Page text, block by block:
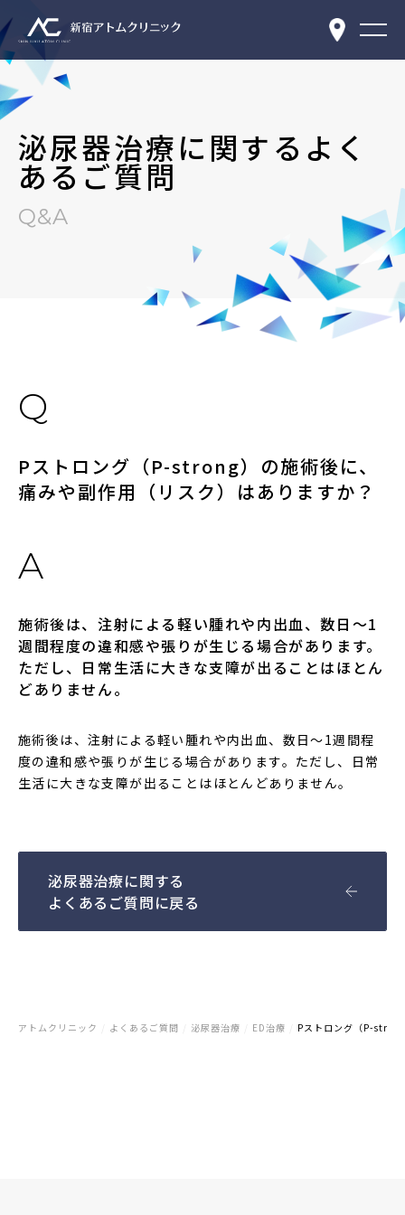
泌尿器治療に関するよく
あるご質問
Q&A
Pストロング（P-strong）の施術後に、
痛みや副作用（リスク）はありますか？
施術後は、注射による軽い腫れや内出血、数日〜1
週間程度の違和感や張りが生じる場合があります。
ただし、日常生活に大きな支障が出ることはほとん
どありません。
施術後は、注射による軽い腫れや内出血、数日〜1週間程
度の違和感や張りが生じる場合があります。ただし、日常
生活に大きな支障が出ることはほとんどありません。
泌尿器治療に関する
よくあるご質問に戻る
アトムクリニック よくあるご質問 泌尿器治療 ED治療 Pストロング（P-